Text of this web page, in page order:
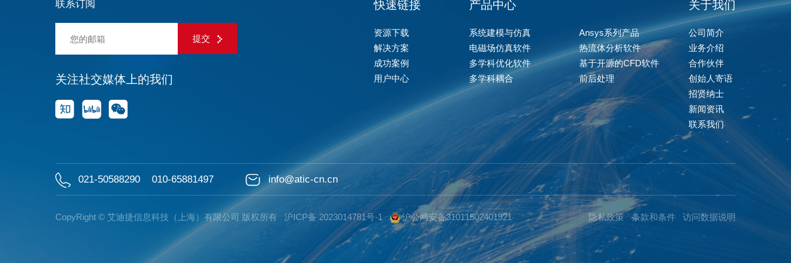
联系订阅
提交
关注社交媒体上的我们
快速链接
资源下载
解决方案
成功案例
用户中心
产品中心
系统建模与仿真
Ansys系列产品
电磁场仿真软件
热流体分析软件
多学科优化软件
基于开源的CFD软件
多学科耦合
前后处理
关于我们
公司简介
业务介绍
合作伙伴
创始人寄语
招贤纳士
新闻资讯
联系我们
021-50588290 010-65881497 info@atic-cn.cn
CopyRight © 艾迪捷信息科技（上海）有限公司 版权所有 沪ICP备 2023014781号-1 沪公网安备31011502401921 隐私政策 条款和条件 访问数据说明